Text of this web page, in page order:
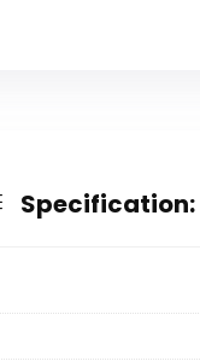
Specification: